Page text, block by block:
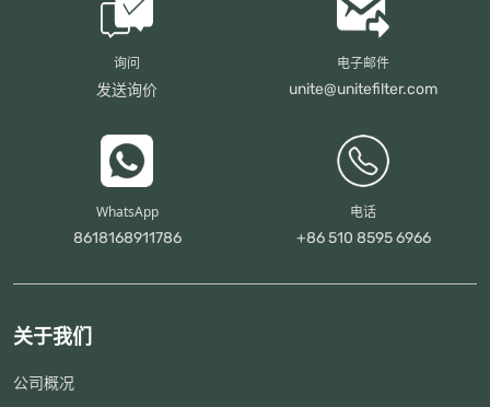
询问
发送询价
电子邮件
unite@unitefilter.com
WhatsApp
8618168911786
电话
+86 510 8595 6966
关于我们
公司概况